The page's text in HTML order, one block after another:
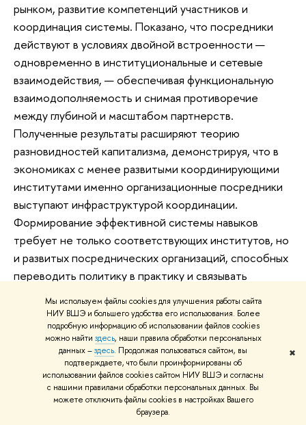
Мы используем файлы cookies для улучшения работы сайта
НИУ ВШЭ и большего удобства его использования. Более
подробную информацию об использовании файлов cookies
можно найти здесь, наши правила обработки персональных
данных –здесь. Продолжая пользоваться сайтом, вы
подтверждаете, что были проинформированы об
использовании файлов cookies сайтом НИУ ВШЭ и согласны
с нашими правилами обработки персональных данных. Вы
можете отключить файлы cookies в настройках Вашего
браузера.
✖
рынком, развитие компетенций участников и
координация системы. Показано, что посредники
действуют в условиях двойной встроенности —
одновременно в институциональные и сетевые
взаимодействия, — обеспечивая функциональную
взаимодополняемость и снимая противоречие
между глубиной и масштабом партнерств.
Полученные результаты расширяют теорию
разновидностей капитализма, демонстрируя, что в
экономиках с менее развитыми координирующими
институтами именно организационные посредники
выступают инфраструктурой координации.
Формирование эффективной системы навыков
требует не только соответствующих институтов, но
и развитых посреднических организаций, способных
переводить политику в практику и связывать
различные группы участников.
Дата и время презентации доклада:14 апреля 2026
г. в 16:30 (мск)
Формат презентации:Смешанный
Запись доступна поссылке